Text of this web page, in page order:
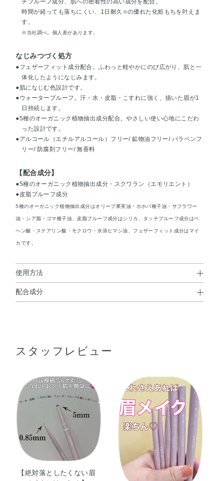
時間が経っても落ちにくい、1日耐久 ※の優れた化粧もちを叶えま
す。
※当社調べ。個人差があります。
なじみつづく処方
●フェザーフィット成分配合。ふわっと軽やかにのび広がり、肌と一
体化したようになじみます。
●肌になじむ色設計です。
●ウォータープルーフ。汗・水・皮脂・こすれに強く、描いた眉が1
日持続します。
●5種のオーガニック植物抽出成分配合。やさしい使い心地にこだわ
った設計です。
●アルコール（エチルアルコール）フリー/ 鉱物油フリー/ パラベンフ
リー/ 防腐剤フリー/ 無香料
【配合成分】
●5種のオーガニック植物抽出成分・スクワラン（エモリエント）
●皮脂プルーフ成分
5種のオーガニック植物抽出成分はオリーブ果実油・ホホバ種子油・サフラワー
油・シア脂・ゴマ種子油、皮脂プルーフ成分はシリカ、タッチプルーフ成分はベ
ヘン酸・ステアリン酸・モクロウ・水添ヒマシ油、フェザーフィット成分はマイ
カです。
使用方法
使用方法
配合成分
リカ・トリイソステアリン酸ポリグリセリル－2・トリエ
ラン・水酸化Al・マイカ・酸化チタン・酸化鉄
スタッフレビュー
【絶対落としたくない眉